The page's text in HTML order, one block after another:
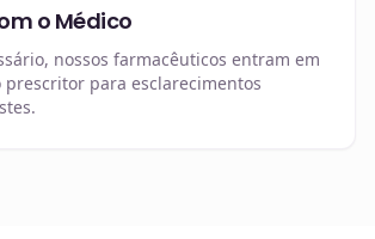
o Médico
nossos farmacêuticos entram em
prescritor para esclarecimentos